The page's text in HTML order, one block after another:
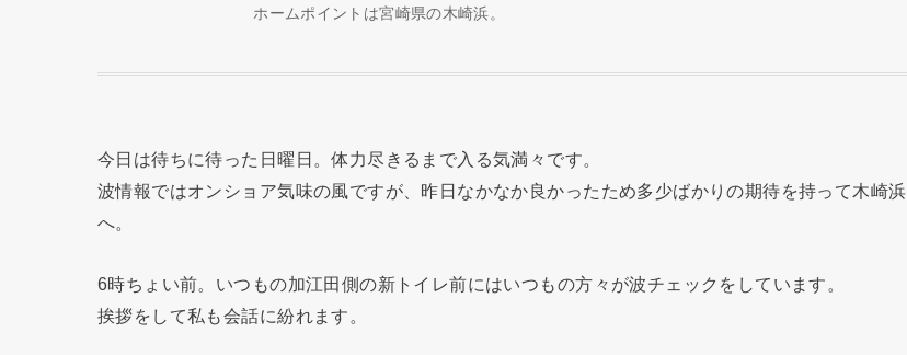
ホームポイントは宮崎県の木崎浜。
今日は待ちに待った日曜日。体力尽きるまで入る気満々です。
波情報ではオンショア気味の風ですが、昨日なかなか良かったため多少ばかりの期待を持って木崎浜
へ。
6時ちょい前。いつもの加江田側の新トイレ前にはいつもの方々が波チェックをしています。
挨拶をして私も会話に紛れます。